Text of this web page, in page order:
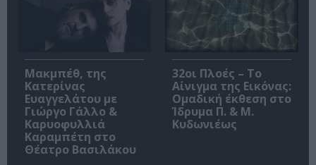
Μακμπέθ, της
Κατερίνας
Ευαγγελάτου με
Γιώργο Γάλλο &
Καρυοφυλλιά
Καραμπέτη στο
Θέατρο Βασιλάκου
32οι Πλοές – Το
Αίνιγμα της Εικόνας:
Ομαδική έκθεση στο
Ίδρυμα Π. & Μ.
Κυδωνιέως